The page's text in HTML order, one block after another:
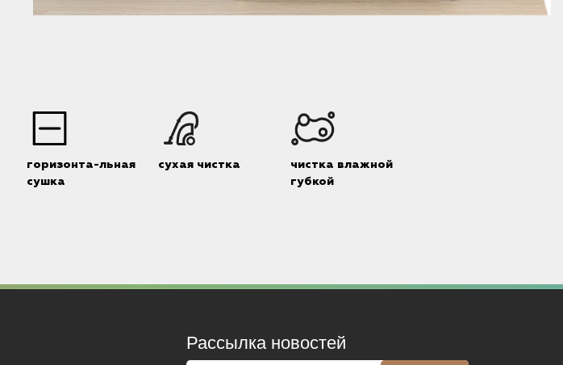
горизонта-льная
сушка
сухая чистка
чистка влажной
губкой
Рассылка новостей